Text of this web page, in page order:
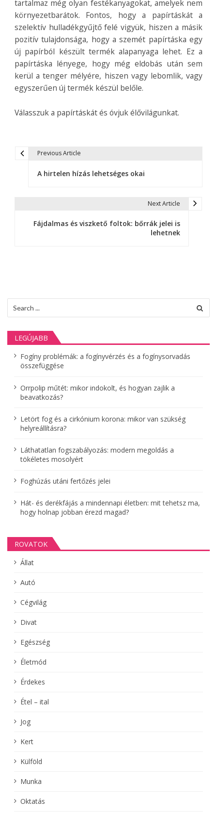
tartalmaz még olyan festékanyagokat, amelyek nem
környezetbarátok. Fontos, hogy a papírtáskát a
szelektív hulladékgyűjtő felé vigyük, hiszen a másik
pozitív tulajdonsága, hogy a szemét papírtáska egy
új papírból készült termék alapanyaga lehet. Ez a
papírtáska lényege, hogy még eldobás után sem
kerül a tenger mélyére, hiszen vagy lebomlik, vagy
egyszerűen új termék készül belőle.
Válasszuk a papírtáskát és óvjuk élővilágunkat.
s
n
a
v
g
c
ó
Previous Article
A hirtelen hízás lehetséges okai
Next Article
Fájdalmas és viszkető foltok: bőrrák jelei is
lehetnek
for:
LEGÚJABB
Fogíny problémák: a fogínyvérzés és a fogínysorvadás
összefüggése
Orrpolip műtét: mikor indokolt, és hogyan zajlik a
beavatkozás?
Letört fog és a cirkónium korona: mikor van szükség
helyreállításra?
Láthatatlan fogszabályozás: modern megoldás a
tökéletes mosolyért
Foghúzás utáni fertőzés jelei
Hát- és derékfájás a mindennapi életben: mit tehetsz ma,
hogy holnap jobban érezd magad?
ROVATOK
Állat
Autó
Cégvilág
Divat
Egészség
Életmód
Érdekes
Étel – ital
Jog
Kert
Külföld
Munka
Oktatás